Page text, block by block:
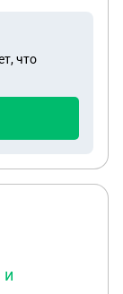
сын,
что
и